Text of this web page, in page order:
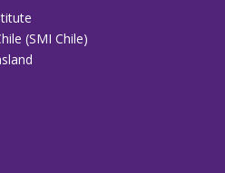
(SMI Chile)